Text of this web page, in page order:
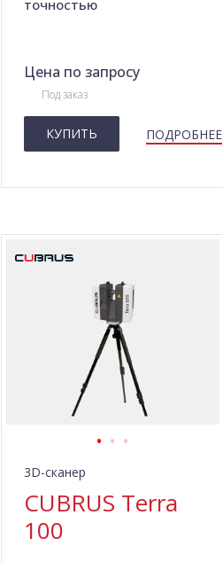
точностью
Цена по запросу
Под заказ
КУПИТЬ ПОДРОБНЕЕ
3D-сканер
CUBRUS Terra
100